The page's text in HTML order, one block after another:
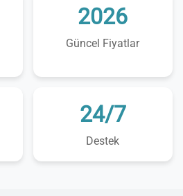
2026
Güncel Fiyatlar
24/7
Destek